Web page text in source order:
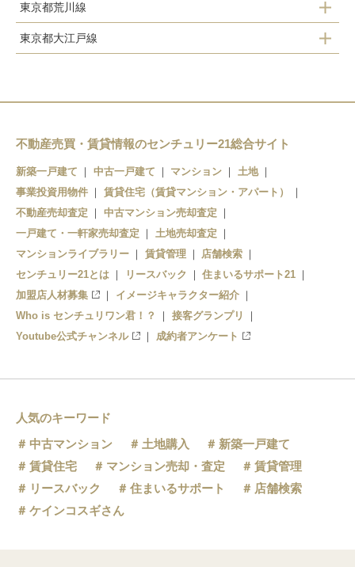
新宿駅
西新宿駅
東新宿駅
新宿三丁目駅
新宿駅
新宿三丁目駅
東京都荒川線
面影橋駅
東京都大江戸線
新宿西口駅
東新宿駅
若松河田駅
牛込柳町駅
牛込神楽坂駅
国立競技場駅
新宿駅
都庁前駅
西新宿五丁目駅
中井駅
落合南長崎駅
不動産売買・賃貸情報のセンチュリー21総合サイト
新築一戸建て 中古一戸建て マンション
土地
事業投資用物件
賃貸住宅（賃貸マンション・アパート）
不動産売却査定
中古マンション売却査定
一戸建て・一軒家売却査定
土地売却査定
マンションライブラリー
賃貸管理
店舗検索
センチュリー21とは
リースバック
住まいるサポート21
加盟店人材募集
イメージキャラクター紹介
Who is センチュリワン君！？
接客グランプリ
Youtube公式チャンネル
成約者アンケート
人気のキーワード
中古マンション
土地購入
新築一戸建て
賃貸住宅
マンション売却・査定
賃貸管理
リースバック
住まいるサポート
店舗検索
ケインコスギさん